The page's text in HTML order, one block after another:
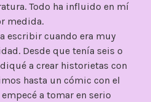
Todo ha influido en mí
medida.
escribir cuando era muy
Desde que tenía seis o
a crear historietas con
hasta un cómic con el
a tomar en serio